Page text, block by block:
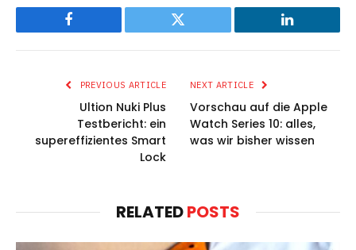
Facebook Twitter LinkedIn
PREVIOUS ARTICLE
Ultion Nuki Plus
Testbericht: ein
supereffizientes Smart
Lock
NEXT ARTICLE
Vorschau auf die Apple
Watch Series 10: alles,
was wir bisher wissen
RELATEDPOSTS